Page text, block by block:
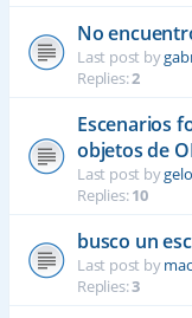
No
Last post by
Replies:2
Escenarios
objetos de
Last post by
Replies:10
busco un
Last post by
Replies:3